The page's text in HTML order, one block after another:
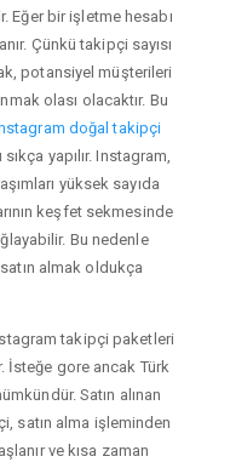
Eğer bir işletme hesabı
Çünkü takipçi sayısı
potansiyel müşterileri
olası olacaktır. Bu
doğal takipçi
yapılır. Instagram,
yüksek sayıda
keşfet sekmesinde
Bu nedenle
almak oldukça
takipçi paketleri
İsteğe gore ancak Türk
Satın alınan
satın alma işleminden
ve kısa zaman